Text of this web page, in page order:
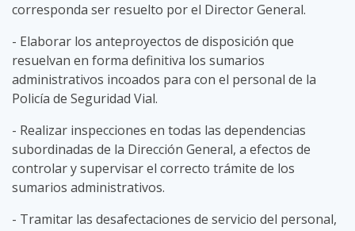
corresponda ser resuelto por el Director General.
- Elaborar los anteproyectos de disposición que
resuelvan en forma definitiva los sumarios
administrativos incoados para con el personal de la
Policía de Seguridad Vial.
- Realizar inspecciones en todas las dependencias
subordinadas de la Dirección General, a efectos de
controlar y supervisar el correcto trámite de los
sumarios administrativos.
- Tramitar las desafectaciones de servicio del personal,